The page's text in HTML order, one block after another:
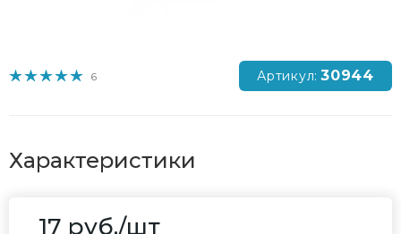
6 Артикул: 30944
Характеристики
17 руб./шт